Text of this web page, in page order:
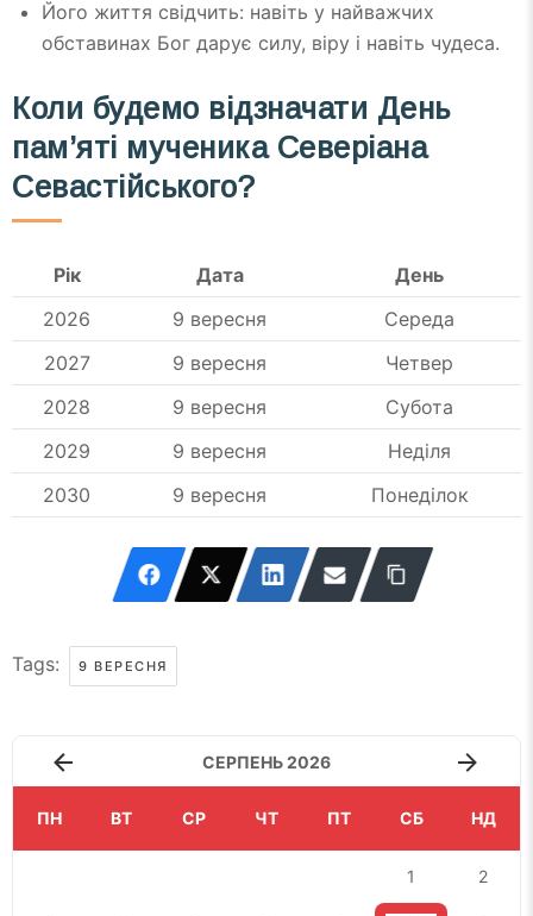
Його життя свідчить: навіть у найважчих
обставинах Бог дарує силу, віру і навіть чудеса.
Коли будемо відзначати День
пам’яті мученика Северіана
Севастійського?
Рік Дата
День
2026
9 вересня
Середа
2027
9 вересня
Четвер
2028
9 вересня
Субота
2029
9 вересня
Неділя
2030
9 вересня Понеділок
Tags: 9 ВЕРЕСНЯ
СЕРПЕНЬ 2026
ПН ВТ СР ЧТ ПТ СБ НД
1 2